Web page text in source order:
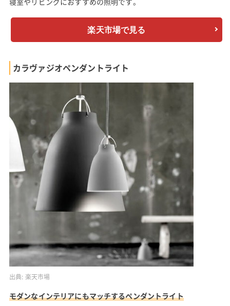
楽天市場で見る
カラヴァジオペンダントライト
出典: 楽天市場
モダンなインテリアにもマッチするペンダントライト